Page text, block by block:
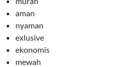
aman
nyaman
exlusive
ekonomis
mewah